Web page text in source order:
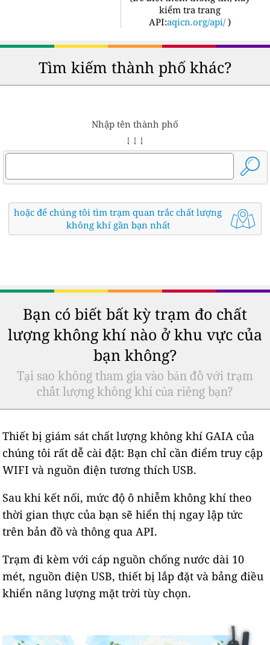
kiểm tra trang
API:aqicn.org/api/ )
Tìm kiếm thành phố khác?
Nhập tên thành phố
↓ ↓ ↓
hoặc để chúng tôi tìm trạm quan trắc chất lượng
không khí gần bạn nhất
Bạn có biết bất kỳ trạm đo chất
lượng không khí nào ở khu vực của
bạn không?
Tại sao không tham gia vào bản đồ với trạm
chất lượng không khí của riêng bạn?
Thiết bị giám sát chất lượng không khí GAIA của
chúng tôi rất dễ cài đặt: Bạn chỉ cần điểm truy cập
WIFI và nguồn điện tương thích USB.
Sau khi kết nối, mức độ ô nhiễm không khí theo
thời gian thực của bạn sẽ hiển thị ngay lập tức
trên bản đồ và thông qua API.
Trạm đi kèm với cáp nguồn chống nước dài 10
mét, nguồn điện USB, thiết bị lắp đặt và bảng điều
khiển năng lượng mặt trời tùy chọn.